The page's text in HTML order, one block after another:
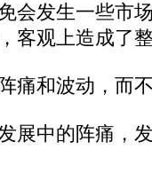
会发生一些市
客观上造成了
和波动，而
展中的阵痛，